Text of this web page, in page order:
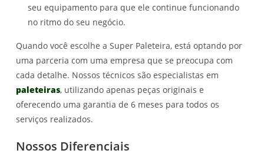
seu equipamento para que ele continue funcionando
no ritmo do seu negócio.
Quando você escolhe a Super Paleteira, está optando por
uma parceria com uma empresa que se preocupa com
cada detalhe. Nossos técnicos são especialistas em
paleteiras, utilizando apenas peças originais e
oferecendo uma garantia de 6 meses para todos os
serviços realizados.
Nossos Diferenciais